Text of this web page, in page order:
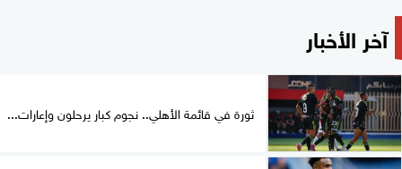
آخر الأخبار
ثورة في قائمة الأهلي.. نجوم كبار يرحلون وإعارات...